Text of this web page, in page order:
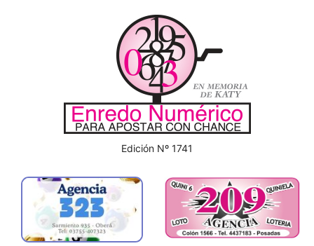
Edición Nº 1741